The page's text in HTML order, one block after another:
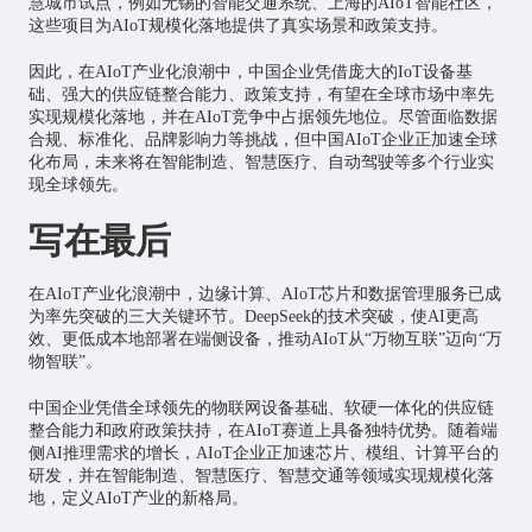
这些项目为AIoT规模化落地提供了真实场景和政策支持。
因此，在AIoT产业化浪潮中，中国企业凭借庞大的IoT设备基
础、强大的供应链整合能力、政策支持，有望在全球市场中率先
实现规模化落地，并在AIoT竞争中占据领先地位。尽管面临数据
合规、标准化、品牌影响力等挑战，但中国AIoT企业正加速全球
化布局，未来将在智能制造、智慧医疗、自动驾驶等多个行业实
现全球领先。
写在最后
在AIoT产业化浪潮中，边缘计算、AIoT芯片和数据管理服务已成
为率先突破的三大关键环节。DeepSeek的技术突破，使AI更高
效、更低成本地部署在端侧设备，推动AIoT从“万物互联”迈向“万
物智联”。
中国企业凭借全球领先的物联网设备基础、软硬一体化的供应链
整合能力和政府政策扶持，在AIoT赛道上具备独特优势。随着端
侧AI推理需求的增长，AIoT企业正加速芯片、模组、计算平台的
研发，并在智能制造、智慧医疗、智慧交通等领域实现规模化落
地，定义AIoT产业的新格局。